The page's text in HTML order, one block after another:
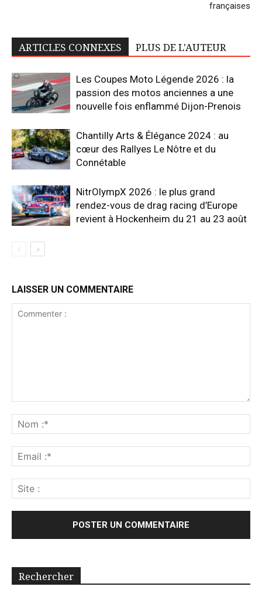
françaises
ARTICLES CONNEXES PLUS DE L'AUTEUR
Les Coupes Moto Légende 2026 : la
passion des motos anciennes a une
nouvelle fois enflammé Dijon-Prenois
Chantilly Arts & Élégance 2024 : au
cœur des Rallyes Le Nôtre et du
Connétable
NitrOlympX 2026 : le plus grand
rendez-vous de drag racing d’Europe
revient à Hockenheim du 21 au 23 août
LAISSER UN COMMENTAIRE
Rechercher